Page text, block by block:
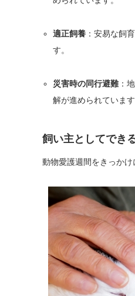
適正飼養 ：安易な飼
す。
災害時の同行避難：
解が進められています
飼い主としてでき
動物愛護週間をきっかけ